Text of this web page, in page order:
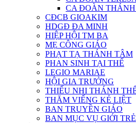
CA ĐOÀN THÁNH
CĐCB GIOAKIM
HDGĐ ĐA MINH
HIỆP HỘI TM BA
MẸ CÔNG GIÁO
PHẠT TẠ THÁNH TÂM
PHAN SINH TẠI THẾ
LEGIO MARIAE
HỘI GIA TRƯỞNG
THIẾU NHI THÁNH
THĂM VIẾNG KẺ LIỆT
BAN TRUYỀN GIÁO
BAN MỤC VỤ GIỚI TRẺ